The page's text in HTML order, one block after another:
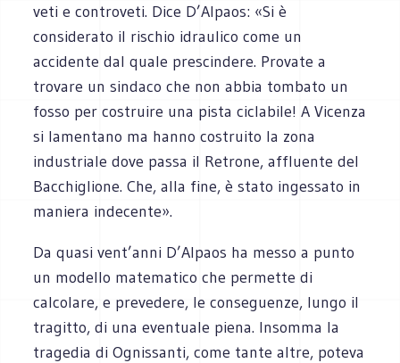
veti e controveti. Dice D’Alpaos: «Si è
considerato il rischio idraulico come un
accidente dal quale prescindere. Provate a
trovare un sindaco che non abbia tombato un
fosso per costruire una pista ciclabile! A Vicenza
si lamentano ma hanno costruito la zona
industriale dove passa il Retrone, affluente del
Bacchiglione. Che, alla fine, è stato ingessato in
maniera indecente».
Da quasi vent’anni D’Alpaos ha messo a punto
un modello matematico che permette di
calcolare, e prevedere, le conseguenze, lungo il
tragitto, di una eventuale piena. Insomma la
tragedia di Ognissanti, come tante altre, poteva